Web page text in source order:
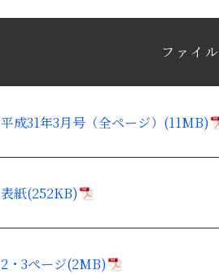
ファイル
平成31年3月号（全ページ）(11MB)
表紙(252KB)
2・3ページ(2MB)